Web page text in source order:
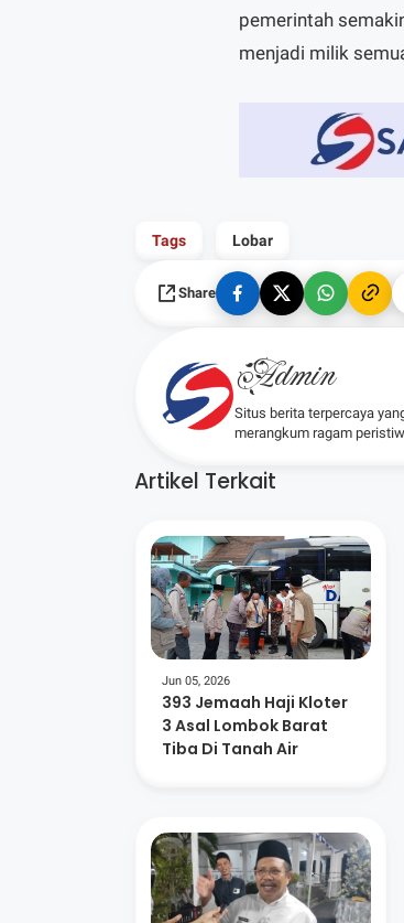
pemerintah
menjadi milik
Tags Lobar
Share
Admin
Situs berita terpercaya
merangkum ragam
Artikel Terkait
Jun 05, 2026
393 Jemaah Haji Kloter
3 Asal Lombok Barat
Tiba Di Tanah Air